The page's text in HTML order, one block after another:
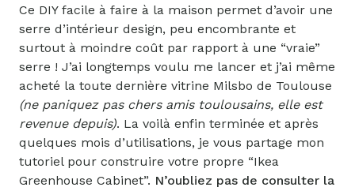
Ce DIY facile à faire à la maison permet d’avoir une
serre d’intérieur design, peu encombrante et
surtout à moindre coût par rapport à une “vraie”
serre ! J’ai longtemps voulu me lancer et j’ai même
acheté la toute dernière vitrine Milsbo de Toulouse
(ne paniquez pas chers amis toulousains, elle est
revenue depuis). La voilà enfin terminée et après
quelques mois d’utilisations, je vous partage mon
tutoriel pour construire votre propre “Ikea
Greenhouse Cabinet”. N’oubliez pas de consulter la